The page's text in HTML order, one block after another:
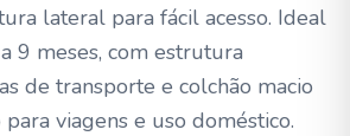
lateral para fácil acesso. Ideal
9 meses, com estrutura
de transporte e colchão macio
viagens e uso doméstico.